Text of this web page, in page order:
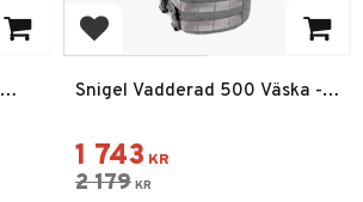
Lägg till i favoriter
Snigel Vadderad 500 Väska -11
1 743 KR
2 179 KR